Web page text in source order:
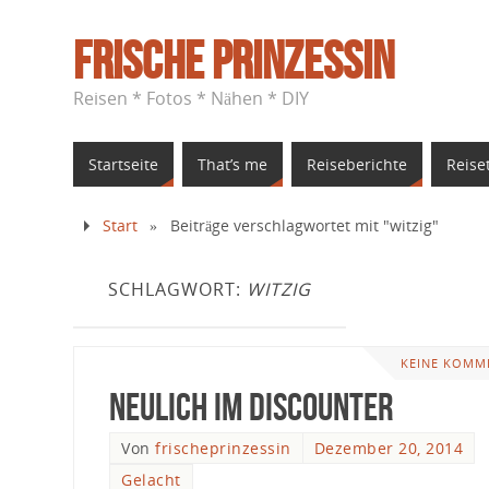
Frische Prinzessin
Reisen * Fotos * Nähen * DIY
Startseite That’s me Reiseberichte
Start » Beiträge verschlagwortet mit "witzig"
SCHLAGWORT: WITZIG
KEINE
Neulich im Discounter
Von frischeprinzessin
Dezember 20, 2014
Gelacht